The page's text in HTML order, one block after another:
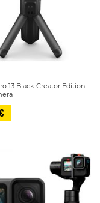
13 Black Creator Edition -